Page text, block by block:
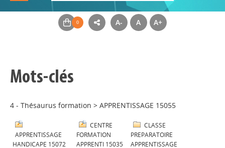
A- A A+
Mots-clés
4 - Thésaurus formation > APPRENTISSAGE 15055
APPRENTISSAGE
HANDICAPE 15072
CENTRE
FORMATION
APPRENTI 15035
CLASSE
PREPARATOIRE
APPRENTISSAGE